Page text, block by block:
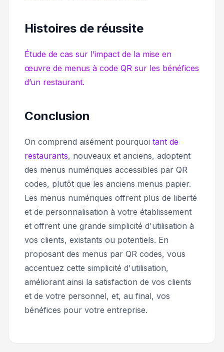
Histoires de réussite
Étude de cas sur l’impact de la mise en
œuvre de menus à code QR sur les bénéfices
d’un restaurant.
Conclusion
On comprend aisément pourquoi tant de
restaurants, nouveaux et anciens, adoptent
des menus numériques accessibles par QR
codes, plutôt que les anciens menus papier.
Les menus numériques offrent plus de liberté
et de personnalisation à votre établissement
et offrent une grande simplicité d'utilisation à
vos clients, existants ou potentiels. En
proposant des menus par QR codes, vous
accentuez cette simplicité d'utilisation,
améliorant ainsi la satisfaction de vos clients
et de votre personnel, et, au final, vos
bénéfices pour votre entreprise.